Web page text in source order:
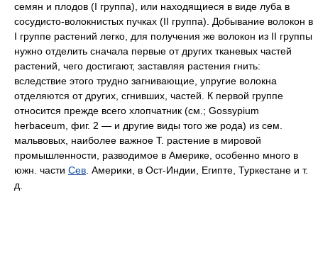
семян и плодов (I группа), или находящиеся в виде луба в
сосудисто-волокнистых пучках (II группа). Добывание волокон в
I группе растений легко, для получения же волокон из II группы
нужно отделить сначала первые от других тканевых частей
растений, чего достигают, заставляя растения гнить:
вследствие этого трудно загнивающие, упругие волокна
отделяются от других, сгнивших, частей. К первой группе
относится прежде всего хлопчатник (см.; Gossypium
herbaceum, фиг. 2 — и другие виды того же рода) из сем.
мальвовых, наиболее важное Т. растение в мировой
промышленности, разводимое в Америке, особенно много в
южн. части Сев . Америки, в Ост-Индии, Египте, Туркестане и т.
д.